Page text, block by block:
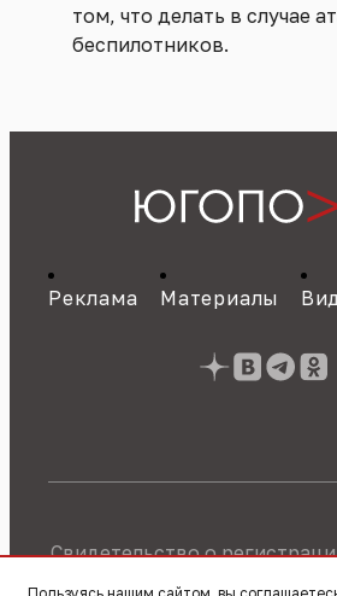
том, что делать в случае
беспилотников.
Реклама Материалы
Свидетельство о